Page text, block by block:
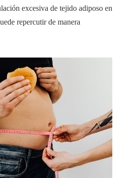
excesiva de tejido adiposo en
repercutir de manera